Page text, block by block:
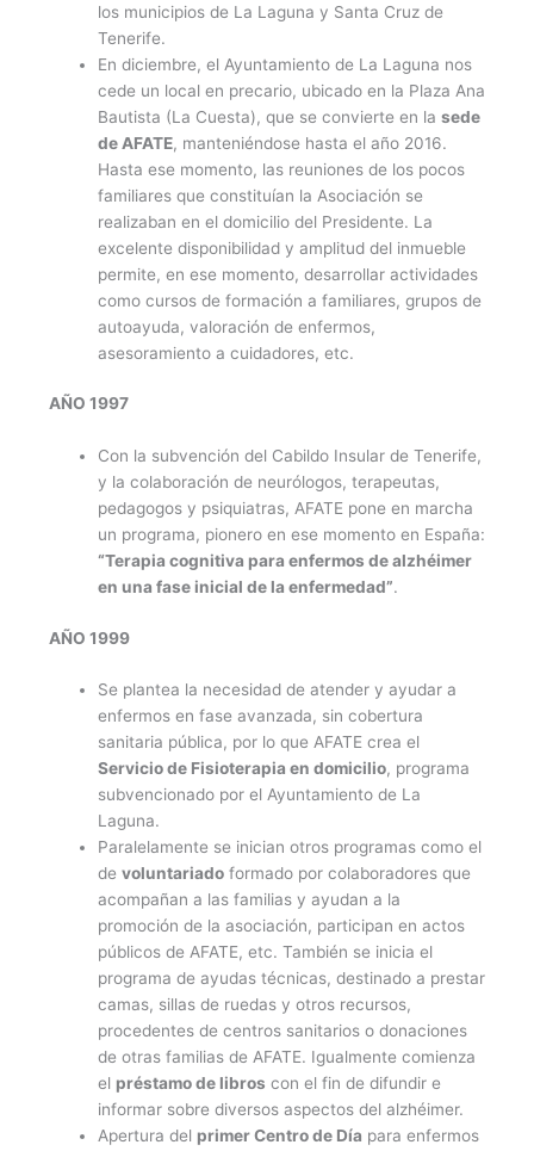
los municipios de La Laguna y Santa Cruz de
Tenerife.
En diciembre, el Ayuntamiento de La Laguna nos
cede un local en precario, ubicado en la Plaza Ana
Bautista (La Cuesta), que se convierte en la sede
de AFATE, manteniéndose hasta el año 2016.
Hasta ese momento, las reuniones de los pocos
familiares que constituían la Asociación se
realizaban en el domicilio del Presidente. La
excelente disponibilidad y amplitud del inmueble
permite, en ese momento, desarrollar actividades
como cursos de formación a familiares, grupos de
autoayuda, valoración de enfermos,
asesoramiento a cuidadores, etc.
AÑO 1997
Con la subvención del Cabildo Insular de Tenerife,
y la colaboración de neurólogos, terapeutas,
pedagogos y psiquiatras, AFATE pone en marcha
un programa, pionero en ese momento en España:
“Terapia cognitiva para enfermos de alzhéimer
en una fase inicial de la enfermedad”.
AÑO 1999
Se plantea la necesidad de atender y ayudar a
enfermos en fase avanzada, sin cobertura
sanitaria pública, por lo que AFATE crea el
Servicio de Fisioterapia en domicilio, programa
subvencionado por el Ayuntamiento de La
Laguna.
Paralelamente se inician otros programas como el
de voluntariadoformado por colaboradores que
acompañan a las familias y ayudan a la
promoción de la asociación, participan en actos
públicos de AFATE, etc. También se inicia el
programa de ayudas técnicas, destinado a prestar
camas, sillas de ruedas y otros recursos,
procedentes de centros sanitarios o donaciones
de otras familias de AFATE. Igualmente comienza
el préstamo de libros con el fin de difundir e
informar sobre diversos aspectos del alzhéimer.
Apertura del primer Centro de Día para enfermos